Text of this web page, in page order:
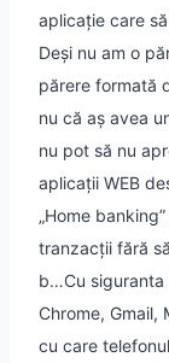
aplicație care
Deși nu am o
părere formată
nu că aș avea
nu pot să nu
aplicații WEB
„Home
tranzacții fără
b…Cu
Chrome,
cu care